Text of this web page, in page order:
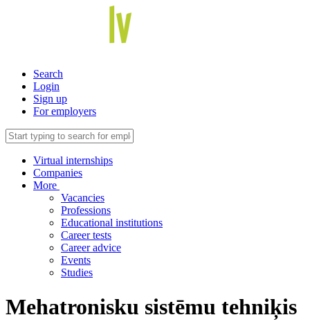
Search
Login
Sign up
For employers
Virtual internships
Companies
More
Vacancies
Professions
Educational institutions
Career tests
Career advice
Events
Studies
Mehatronisku sistēmu tehniķis